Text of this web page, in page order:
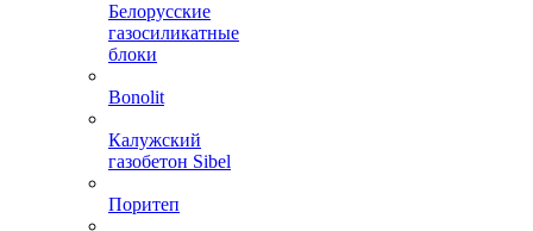
Белорусские
газосиликатные
блоки
Bonolit
Калужский
газобетон Sibel
Поритеп